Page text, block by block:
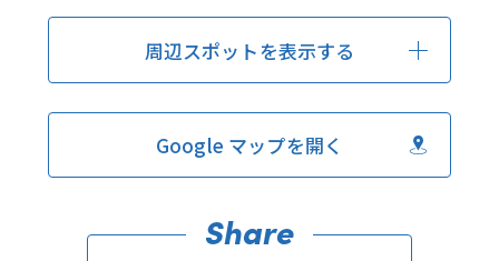
周辺スポットを表示する
Google マップを開く